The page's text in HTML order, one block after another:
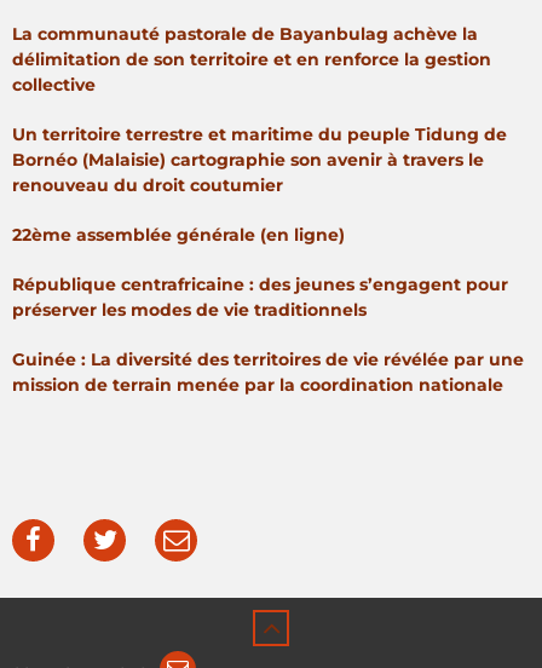
La communauté pastorale de Bayanbulag achève la
délimitation de son territoire et en renforce la gestion
collective
Un territoire terrestre et maritime du peuple Tidung de
Bornéo (Malaisie) cartographie son avenir à travers le
renouveau du droit coutumier
22ème assemblée générale (en ligne)
République centrafricaine : des jeunes s’engagent pour
préserver les modes de vie traditionnels
Guinée : La diversité des territoires de vie révélée par une
mission de terrain menée par la coordination nationale